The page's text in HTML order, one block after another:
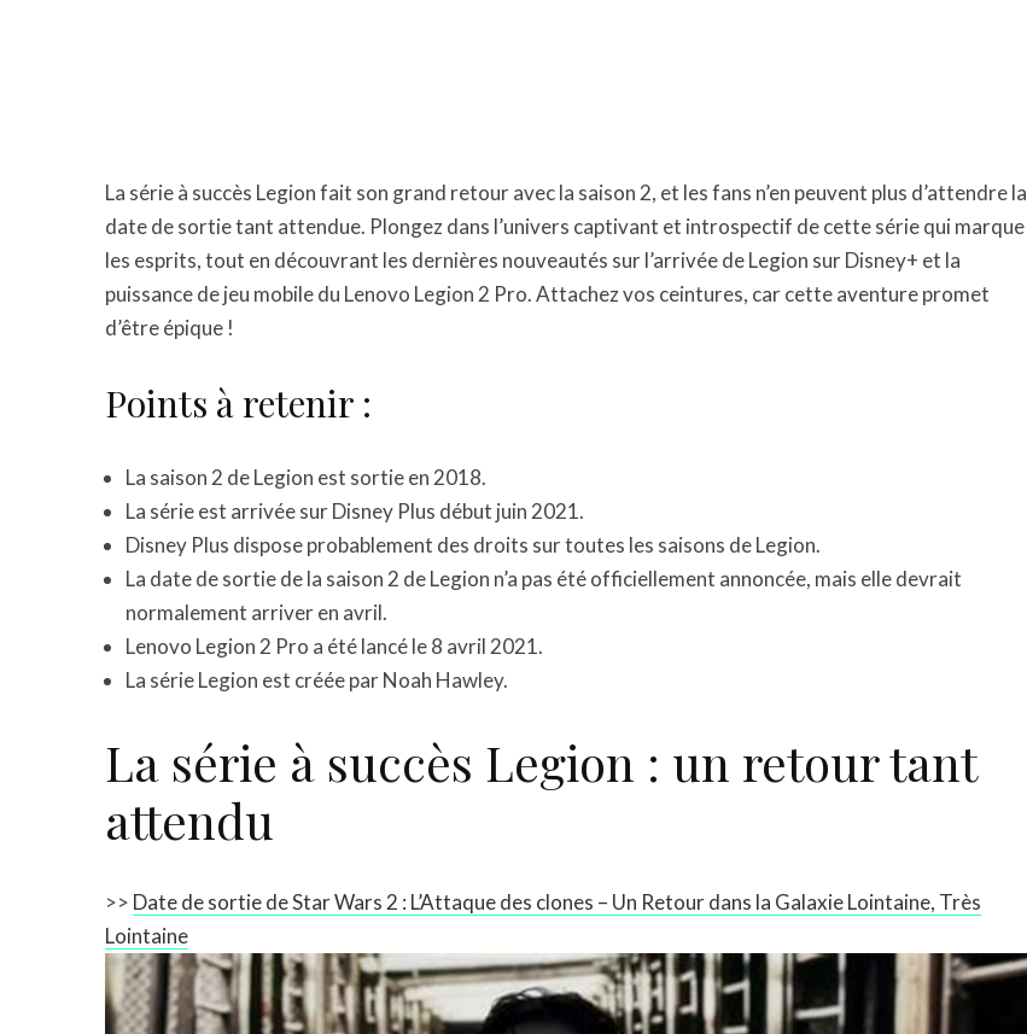
La série à succès Legion fait son grand retour avec la saison 2, et les fans n’en peuvent plus d’attendre la
date de sortie tant attendue. Plongez dans l’univers captivant et introspectif de cette série qui marque
les esprits, tout en découvrant les dernières nouveautés sur l’arrivée de Legion sur Disney+ et la
puissance de jeu mobile du Lenovo Legion 2 Pro. Attachez vos ceintures, car cette aventure promet
d’être épique !
Points à retenir :
La saison 2 de Legion est sortie en 2018.
La série est arrivée sur Disney Plus début juin 2021.
Disney Plus dispose probablement des droits sur toutes les saisons de Legion.
La date de sortie de la saison 2 de Legion n’a pas été officiellement annoncée, mais elle devrait
normalement arriver en avril.
Lenovo Legion 2 Pro a été lancé le 8 avril 2021.
La série Legion est créée par Noah Hawley.
La série à succès Legion : un retour tant
attendu
>> Date de sortie de Star Wars 2 : L’Attaque des clones – Un Retour dans la Galaxie Lointaine, Très
Lointaine